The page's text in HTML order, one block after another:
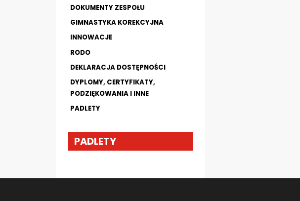
DOKUMENTY ZESPOŁU
GIMNASTYKA KOREKCYJNA
INNOWACJE
RODO
DEKLARACJA DOSTĘPNOŚCI
DYPLOMY, CERTYFIKATY,
PODZIĘKOWANIA I INNE
PADLETY
PADLETY